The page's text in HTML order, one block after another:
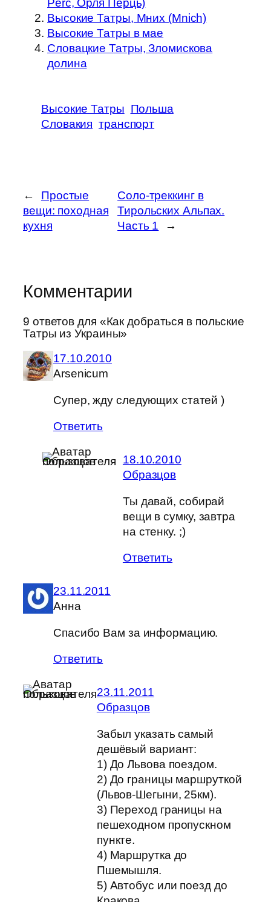
Perć, Орля Перць)
Высокие Татры, Мних (Mnich)
Высокие Татры в мае
Словацкие Татры, Зломискова
долина
Высокие Татры Польша
Словакия транспорт
←
Простые
вещи: походная
кухня
Соло-треккинг в
Тирольских Альпах.
Часть 1
→
Комментарии
9 ответов для «Как добраться в польские
Татры из Украины»
17.10.2010
Arsenicum
Супер, жду следующих статей )
Ответить
18.10.2010
Образцов
Ты давай, собирай
вещи в сумку, завтра
на стенку. ;)
Ответить
23.11.2011
Анна
Спасибо Вам за информацию.
Ответить
23.11.2011
Образцов
Забыл указать самый
дешёвый вариант:
1) До Львова поездом.
2) До границы маршруткой
(Львов-Шегыни, 25км).
3) Переход границы на
пешеходном пропускном
пункте.
4) Маршрутка до
Пшемышля.
5) Автобус или поезд до